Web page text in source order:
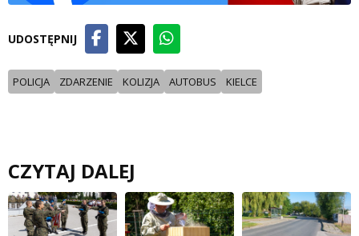
UDOSTĘPNIJ
POLICJA ZDARZENIE KOLIZJA AUTOBUS KIELCE
CZYTAJ DALEJ